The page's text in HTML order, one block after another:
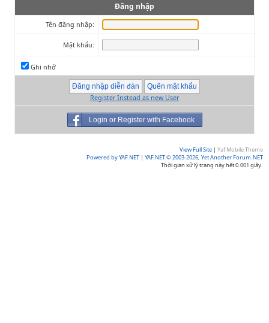
Đăng nhập
Tên đăng nhập:
Mật khẩu:
Ghi nhớ
Register Instead as new User
Login or Register with Facebook
View Full Site | Yaf Mobile Theme
Powered by YAF.NET | YAF.NET © 2003-2026, Yet Another Forum.NET
Thời gian xử lý trang này hết 0.001 giây.